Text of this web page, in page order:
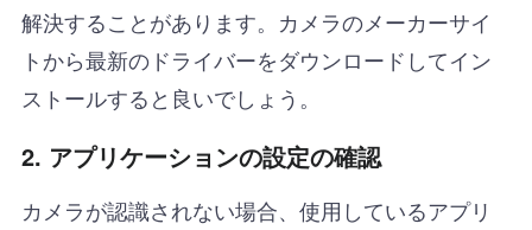
解決することがあります。カメラのメーカーサイ
トから最新のドライバーをダウンロードしてイン
ストールすると良いでしょう。
2. アプリケーションの設定の確認
カメラが認識されない場合、使用しているアプリ